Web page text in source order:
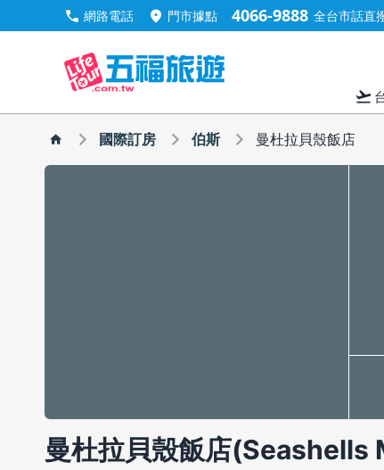
call 網路電話 location_on 門市據點 4066-9888 全台市話直
flight_takeoff
國際訂房 伯斯 曼杜拉貝殼飯店
曼杜拉貝殼飯店(Seashells